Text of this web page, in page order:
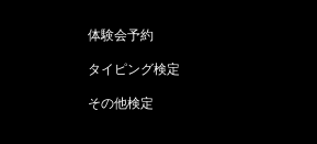
体験会予約
タイピング検定
その他検定